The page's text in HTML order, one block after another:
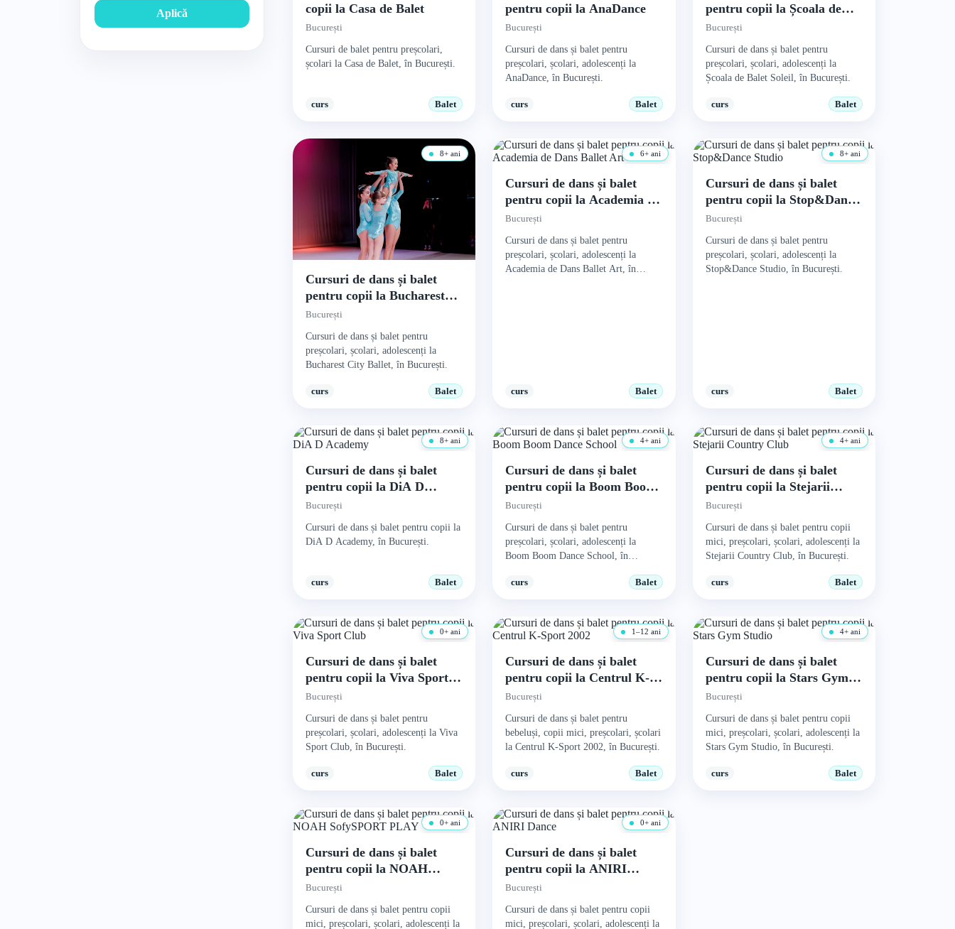
Aplică
copii la Casa de Balet
București
Cursuri de balet pentru preșcolari,
școlari la Casa de Balet, în București.
curs Balet
pentru copii la AnaDance
București
Cursuri de dans și balet pentru
preșcolari, școlari, adolescenți la
AnaDance, în București.
curs Balet
pentru copii la Școala de
Balet Soleil
București
Cursuri de dans și balet pentru
preșcolari, școlari, adolescenți la
Școala de Balet Soleil, în București.
curs Balet
8+ ani
Cursuri de dans și balet
pentru copii la Bucharest
City Ballet
București
Cursuri de dans și balet pentru
preșcolari, școlari, adolescenți la
Bucharest City Ballet, în București.
curs Balet
6+ ani
Cursuri de dans și balet
pentru copii la Academia de
Dans Ballet Art
București
Cursuri de dans și balet pentru
preșcolari, școlari, adolescenți la
Academia de Dans Ballet Art, în
curs Balet
8+ ani
Cursuri de dans și balet
pentru copii la Stop&Dance
Studio
București
Cursuri de dans și balet pentru
preșcolari, școlari, adolescenți la
Stop&Dance Studio, în București.
curs Balet
8+ ani
Cursuri de dans și balet
pentru copii la DiA D
Academy
București
Cursuri de dans și balet pentru copii la
DiA D Academy, în București.
curs Balet
4+ ani
Cursuri de dans și balet
pentru copii la Boom Boom
Dance School
București
Cursuri de dans și balet pentru
preșcolari, școlari, adolescenți la
Boom Boom Dance School, în
curs
Balet
4+ ani
Cursuri de dans și balet
pentru copii la Stejarii
Country Club
București
Cursuri de dans și balet pentru copii
mici, preșcolari, școlari, adolescenți la
Stejarii Country Club, în București.
curs Balet
0+ ani
Cursuri de dans și balet
pentru copii la Viva Sport
Club
București
Cursuri de dans și balet pentru
preșcolari, școlari, adolescenți la Viva
Sport Club, în București.
curs Balet
1–12 ani
Cursuri de dans și balet
pentru copii la Centrul K-
Sport 2002
București
Cursuri de dans și balet pentru
bebeluși, copii mici, preșcolari, școlari
la Centrul K-Sport 2002, în București.
curs Balet
4+ ani
Cursuri de dans și balet
pentru copii la Stars Gym
Studio
București
Cursuri de dans și balet pentru copii
mici, preșcolari, școlari, adolescenți la
Stars Gym Studio, în București.
curs Balet
0+ ani
Cursuri de dans și balet
pentru copii la NOAH
SofySPORT PLAY
București
Cursuri de dans și balet pentru copii
mici, preșcolari, școlari, adolescenți la
0+ ani
Cursuri de dans și balet
pentru copii la ANIRI
Dance
București
Cursuri de dans și balet pentru copii
mici, preșcolari, școlari, adolescenți la